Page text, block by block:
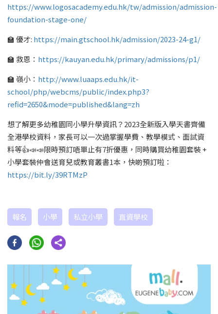
https://www.logosacademy.edu.hk/tw/admission/admission-
foundation-stage-one/
🏫 優才: https://main.gtschool.hk/admission/2023-24-g1/
🏫 救恩： https://kauyan.edu.hk/primary/admissions/p1/
🏫 嶺小： http://www.luaaps.edu.hk/it-
school/php/webcms/public/index.php3?
refid=2650&mode=published&lang=zh
想了解更多幼稚園同小學升學資訊？2023全新版入學天書齊備
全港學校資料，家長可以一次過掌握學費、教學模式、面試資
料等👍📣📣限時預訂唔單止有7折優惠，同時購買幼稚園套裝 +
小學套裝仲會送育兒或教育叢書1本，快啲預訂啦：
https://bit.ly/39RTMzP
報名 小學 私立小學 直資學校